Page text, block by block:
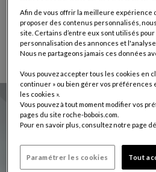
sélectionnées et adaptées. Entre
une pièce manifesteéditée à 50
et signés Pedro Almodóvar.
Découvrir la collection
Afin de vous offrir la meilleure expérience
proposer des contenus personnalisés,
site. Certains d’entre eux sont utilisés
personnalisation des annonces et
Nous ne partageons jamais ces données
Vous pouvez accepter tous les cookies en
continuer » ou bien gérer vos préférences
les cookies ».
Vous pouvez à tout moment modifier vos
pages du site roche-bobois.com.
Pour en savoir plus, consultez notre page
Paramétrer les cookies Tout